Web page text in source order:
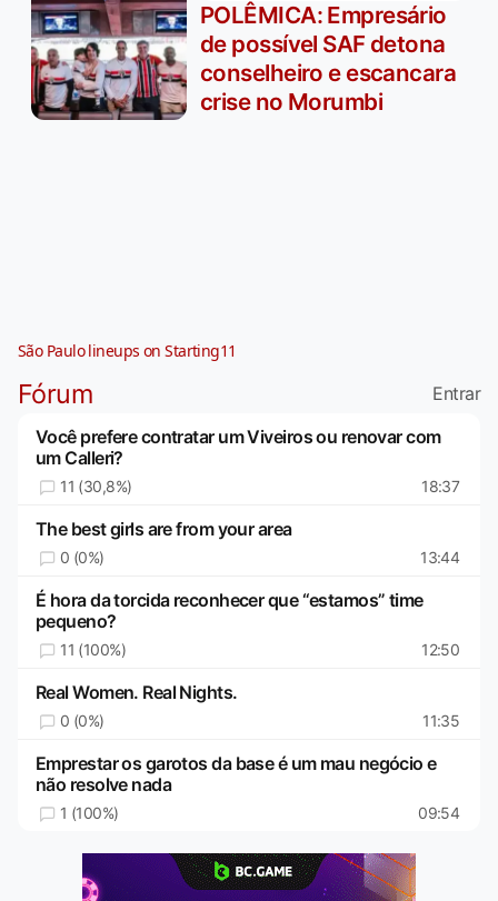
POLÊMICA: Empresário
de possível SAF detona
conselheiro e escancara
crise no Morumbi
São Paulo lineups on Starting11
Fórum
Entrar
Você prefere contratar um Viveiros ou renovar com
um Calleri?
11 (30,8%) 18:37
The best girls are from your area
0 (0%) 13:44
É hora da torcida reconhecer que “estamos” time
pequeno?
11 (100%) 12:50
Real Women. Real Nights.
0 (0%) 11:35
Emprestar os garotos da base é um mau negócio e
não resolve nada
1 (100%) 09:54